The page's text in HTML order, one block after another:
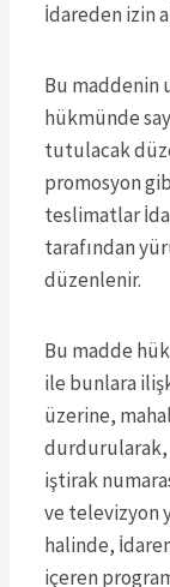
İdareden izin
Bu maddenin
hükmünde
tutulacak
promosyon
teslimatlar
tarafından
düzenlenir.
Bu madde
ile bunlara
üzerine,
iştirak
ve televizyon
halinde,
içeren